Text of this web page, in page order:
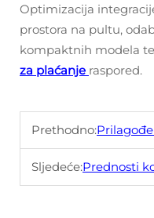
Optimizacija
prostora na pultu,
kompaktnih modela
za plaćanje raspored.
Prethodno:Prilagođena
Sljedeće:Prednosti korištenja